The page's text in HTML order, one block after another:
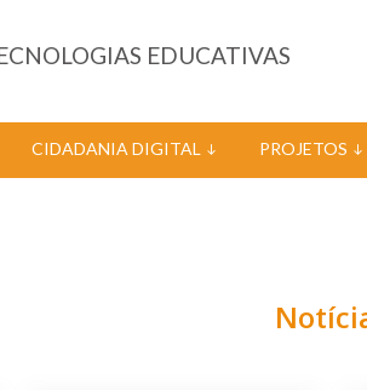
EDUCATIVAS
CIDADANIA DIGITAL PROJETOS